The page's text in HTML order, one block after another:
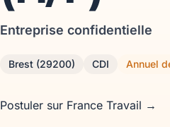
Entreprise confidentielle
Brest (29200) CDI Annuel
Postuler sur France Travail →